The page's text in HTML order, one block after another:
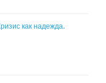
как надежда.